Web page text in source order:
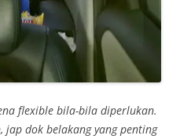
flexible bila-bila diperlukan.
jap dok belakang yang penting